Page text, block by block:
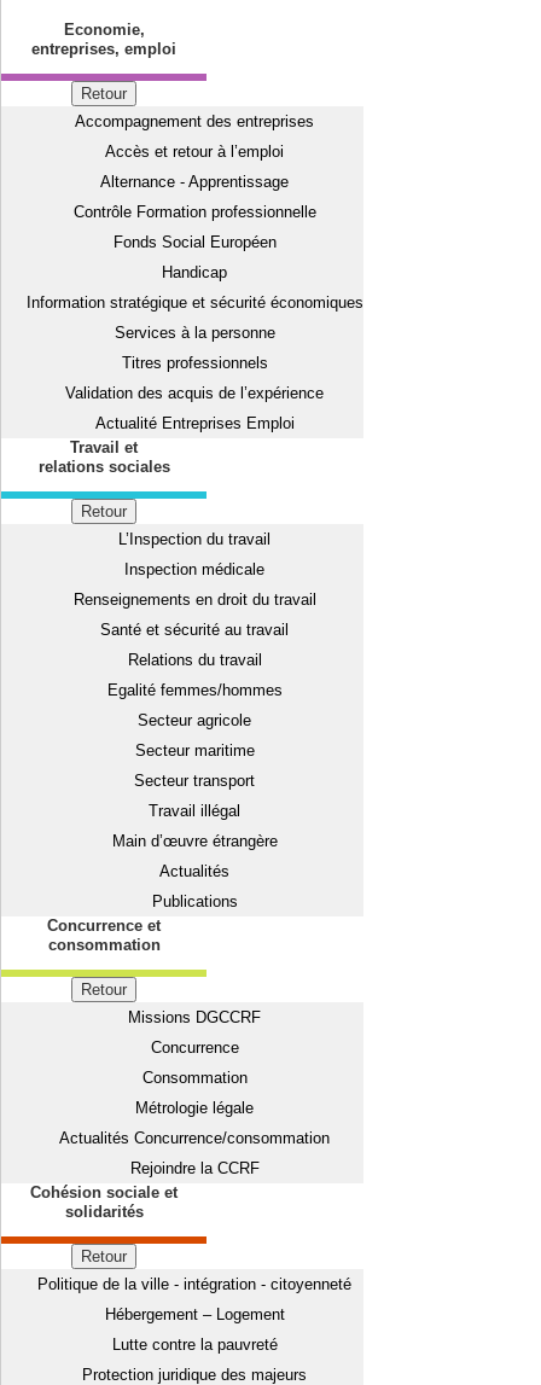
Economie,
entreprises, emploi
Retour
Accompagnement des entreprises
Accès et retour à l’emploi
Alternance - Apprentissage
Contrôle Formation professionnelle
Fonds Social Européen
Handicap
Information stratégique et sécurité économiques
Services à la personne
Titres professionnels
Validation des acquis de l’expérience
Actualité Entreprises Emploi
Travail et
relations sociales
Retour
L’Inspection du travail
Inspection médicale
Renseignements en droit du travail
Santé et sécurité au travail
Relations du travail
Egalité femmes/hommes
Secteur agricole
Secteur maritime
Secteur transport
Travail illégal
Main d’œuvre étrangère
Actualités
Publications
Concurrence et
consommation
Retour
Missions DGCCRF
Concurrence
Consommation
Métrologie légale
Actualités Concurrence/consommation
Rejoindre la CCRF
Cohésion sociale et
solidarités
Retour
Politique de la ville - intégration - citoyenneté
Hébergement – Logement
Lutte contre la pauvreté
Protection juridique des majeurs